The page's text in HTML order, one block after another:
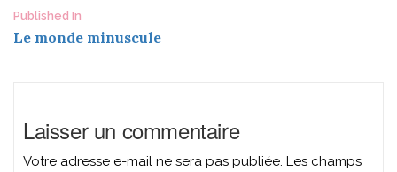
Post
Published In
Le monde minuscule
Laisser un commentaire
Votre adresse e-mail ne sera pas publiée. Les champs